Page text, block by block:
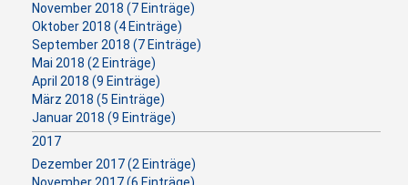
November 2018 (7 Einträge)
Oktober 2018 (4 Einträge)
September 2018 (7 Einträge)
Mai 2018 (2 Einträge)
April 2018 (9 Einträge)
März 2018 (5 Einträge)
Januar 2018 (9 Einträge)
2017
Dezember 2017 (2 Einträge)